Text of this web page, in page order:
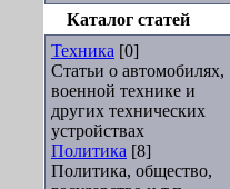
Каталог статей
Техника [0]
Статьи о автомобилях,
военной технике и
других технических
устройствах
Политика [8]
Политика, общество,